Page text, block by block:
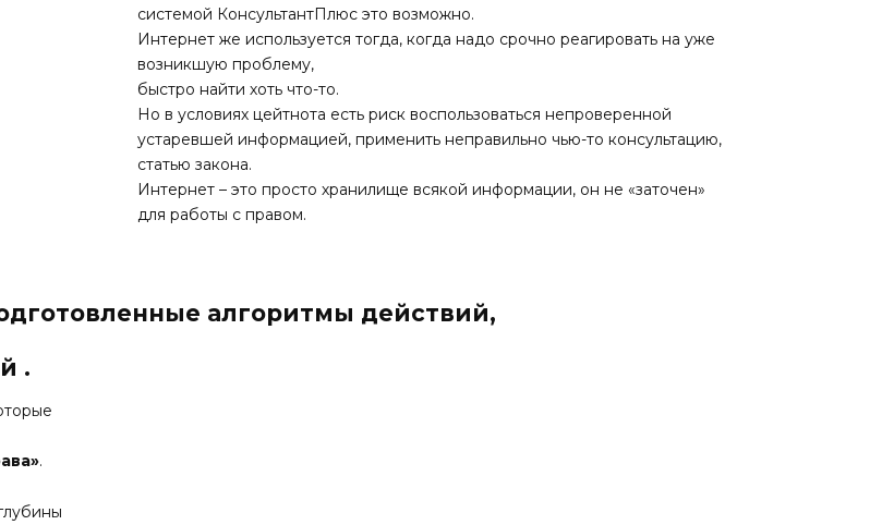
системой КонсультантПлюс это возможно.
Интернет же используется тогда, когда надо срочно реагировать на уже
возникшую проблему,
быстро найти хоть что-то.
Но в условиях цейтнота есть риск воспользоваться непроверенной
устаревшей информацией, применить неправильно чью-то консультацию,
статью закона.
Интернет – это просто хранилище всякой информации, он не «заточен»
для работы с правом.
алгоритмы действий,
.
.